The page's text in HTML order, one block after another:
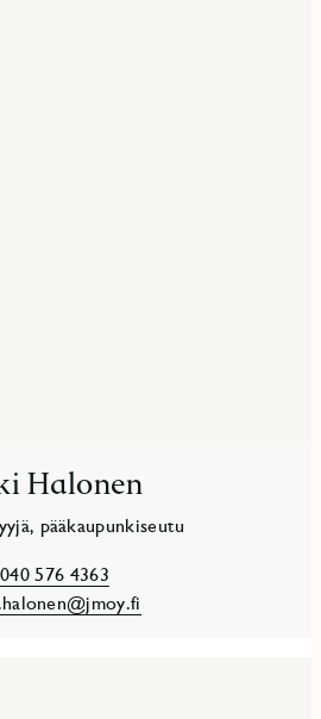
Halonen
pääkaupunkiseutu
040 576 4363